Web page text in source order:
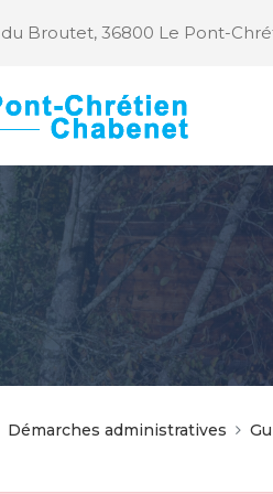
Broutet, 36800 Le Pont-
Démarches administratives